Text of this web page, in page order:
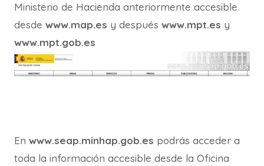
Ministerio de Hacienda anteriormente accesible
desde www.map.es y después www.mpt.es y
www.mpt.gob.es
En www.seap.minhap.gob.es podrás acceder a
toda la información accesible desde la Oficina